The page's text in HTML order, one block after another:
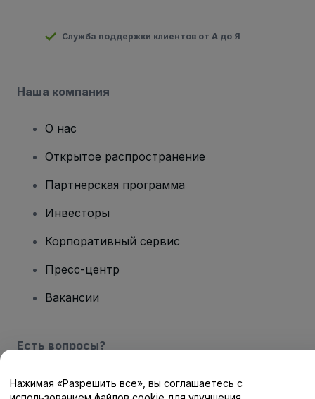
Служба поддержки клиентов от А до Я
Наша компания
О нас
Открытое распространение
Партнерская программа
Инвесторы
Корпоративный сервис
Пресс-центр
Вакансии
Есть вопросы?
Центр помощи / Свяжитесь с нами
Нажимая «Разрешить все», вы соглашаетесь с